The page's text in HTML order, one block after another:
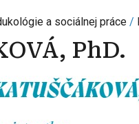
a sociálnej práce
PhD.